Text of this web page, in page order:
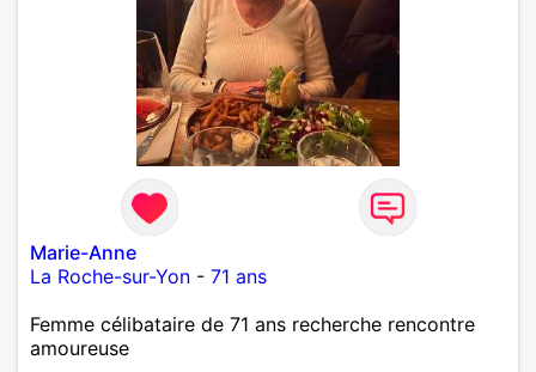
Marie-Anne
La Roche-sur-Yon - 71 ans
Femme célibataire de 71 ans recherche rencontre
amoureuse